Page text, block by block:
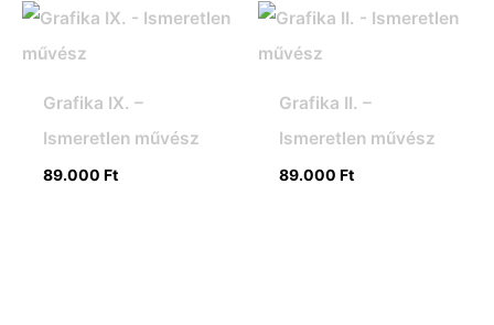
Grafika IX. –
Ismeretlen művész
89.000 Ft
Grafika II. –
Ismeretlen művész
89.000 Ft